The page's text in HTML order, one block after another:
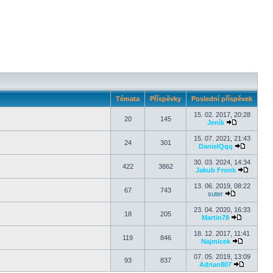
Témata Příspěvky Poslední příspěvek
20 145
15. 02. 2017, 20:28
Jeník
24 301
15. 07. 2021, 21:43
DanielQqq
422 3862
30. 03. 2024, 14:34
Jakub Fronk
67 743
13. 06. 2019, 08:22
suter
18 205
23. 04. 2020, 16:33
Martin78
119 846
18. 12. 2017, 11:41
Najmicek
93 837
07. 05. 2019, 13:09
Adrian807